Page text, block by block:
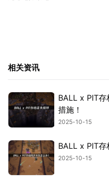
相关资讯
BALL x PIT
措施！
2025-10-15
BALL x PIT存
2025-10-15